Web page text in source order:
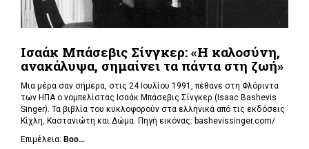
Ισαάκ Μπάσεβις Σίνγκερ: «Η καλοσύνη,
ανακάλυψα, σημαίνει τα πάντα στη ζωή»
Μια μέρα σαν σήμερα, στις 24 Ιουλίου 1991, πέθανε στη Φλόριντα
των ΗΠΑ ο νομπελίστας Ισαάκ Μπάσεβις Σίνγκερ (Isaac Bashevis
Singer‎‎). Τα βιβλία του κυκλοφορούν στα ελληνικά από τις εκδόσεις
Κίχλη, Καστανιώτη και Δώμα. Πηγή εικόνας: bashevissinger.com/
Επιμέλεια: Boo...